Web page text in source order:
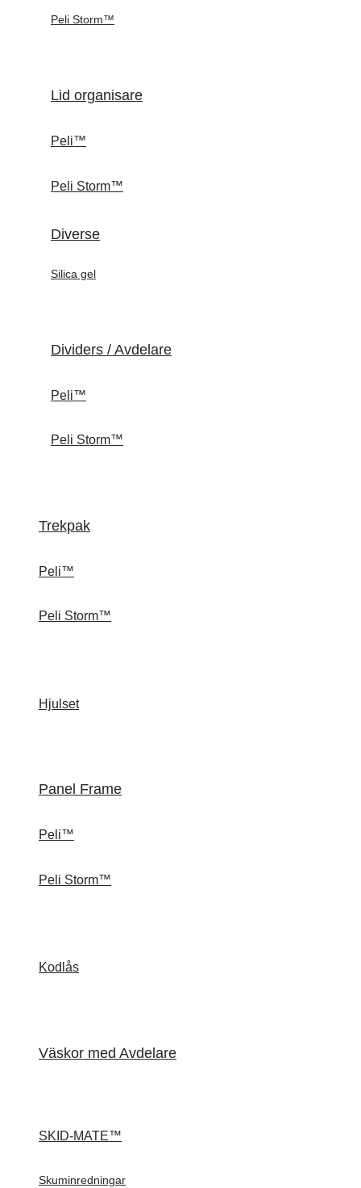
Peli Storm™
Lid organisare
Peli™
Peli Storm™
Diverse
Silica gel
Dividers / Avdelare
Peli™
Peli Storm™
Trekpak
Peli™
Peli Storm™
Hjulset
Panel Frame
Peli™
Peli Storm™
Kodlås
Väskor med Avdelare
SKID-MATE™
Skuminredningar